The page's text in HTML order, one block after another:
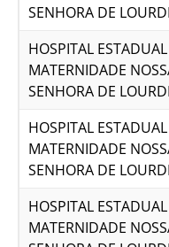
SENHORA DE
HOSPITAL ESTADUAL
MATERNIDADE
SENHORA DE
HOSPITAL ESTADUAL
MATERNIDADE
SENHORA DE
HOSPITAL ESTADUAL
MATERNIDADE